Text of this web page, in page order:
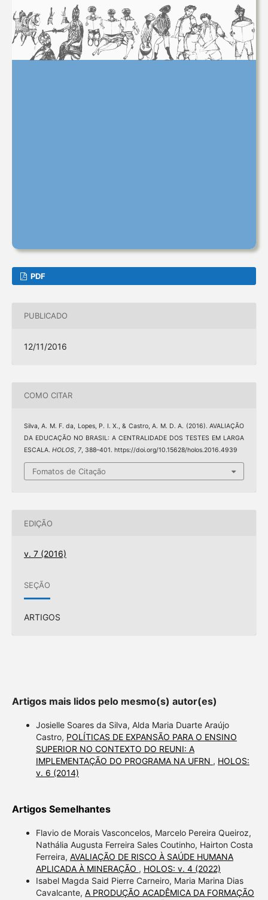
PDF
PUBLICADO
12/11/2016
COMO CITAR
Silva, A. M. F. da, Lopes, P. I. X., & Castro, A. M. D. A. (2016). AVALIAÇÃO
DA EDUCAÇÃO NO BRASIL: A CENTRALIDADE DOS TESTES EM LARGA
ESCALA. HOLOS, 7, 388–401. https://doi.org/10.15628/holos.2016.4939
Fomatos de Citação
EDIÇÃO
v. 7 (2016)
SEÇÃO
ARTIGOS
Artigos mais lidos pelo mesmo(s) autor(es)
Josielle Soares da Silva, Alda Maria Duarte Araújo
Castro, POLÍTICAS DE EXPANSÃO PARA O ENSINO
SUPERIOR NO CONTEXTO DO REUNI: A
IMPLEMENTAÇÃO DO PROGRAMA NA UFRN , HOLOS:
v. 6 (2014)
Artigos Semelhantes
Flavio de Morais Vasconcelos, Marcelo Pereira Queiroz,
Nathália Augusta Ferreira Sales Coutinho, Hairton Costa
Ferreira, AVALIAÇÃO DE RISCO À SAÚDE HUMANA
APLICADA À MINERAÇÃO , HOLOS: v. 4 (2022)
Isabel Magda Said Pierre Carneiro, Maria Marina Dias
Cavalcante, A PRODUÇÃO ACADÊMICA DA FORMAÇÃO